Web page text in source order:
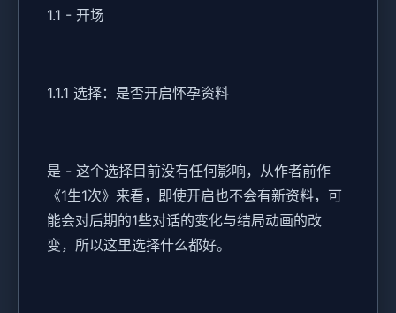
1.1 - 开场
1.1.1 选择：是否开启怀孕资料
是 - 这个选择目前没有任何影响，从作者前作
《1生1次》来看，即使开启也不会有新资料，可
能会对后期的1些对话的变化与结局动画的改
变，所以这里选择什么都好。